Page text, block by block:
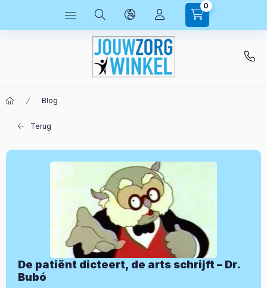
0
Blog
Terug
De patiënt dicteert, de arts schrijft – Dr.
Bubó